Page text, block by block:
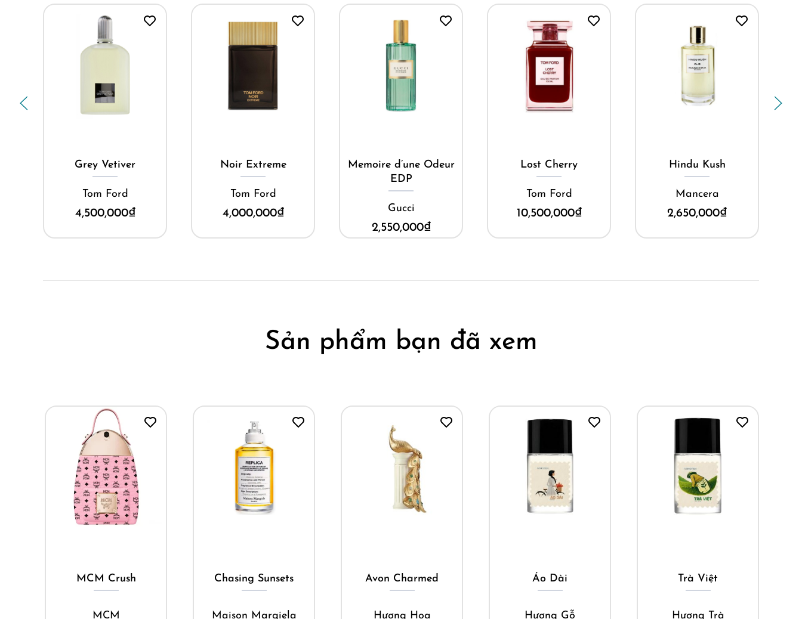
Grey Vetiver
Tom Ford
4,500,000₫
Noir Extreme
Tom Ford
4,000,000₫
Memoire d’une Odeur
EDP
Gucci
2,550,000₫
Lost Cherry
Tom Ford
10,500,000₫
Hindu Kush
Mancera
2,650,000₫
Sản phẩm bạn đã xem
MCM Crush
MCM
Chasing Sunsets
Maison Margiela
Avon Charmed
Hương Hoa
Áo Dài
Hương Gỗ
Trà Việt
Hương Trà